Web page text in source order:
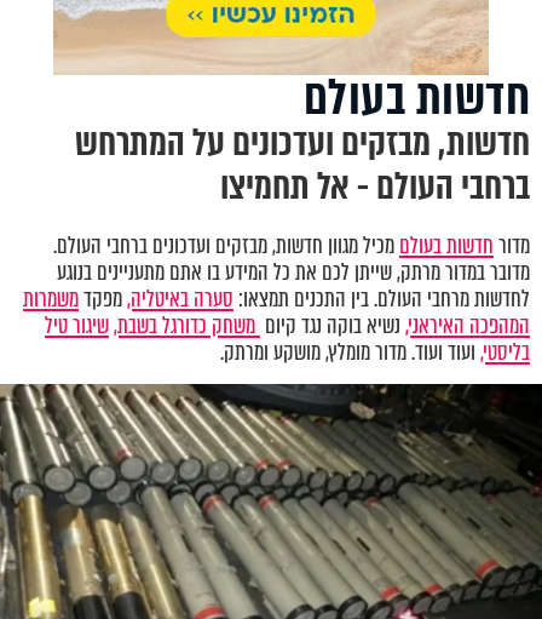
חדשות בעולם
חדשות, מבזקים ועדכונים על המתרחש
ברחבי העולם - אל תחמיצו
מדורחדשות בעולםמכיל מגוון חדשות, מבזקים ועדכונים ברחבי העולם.
מדובר במדור מרתק, שייתן לכם את כל המידע בו אתם מתעניינים בנוגע
לחדשות מרחבי העולם. בין התכנים תמצאו: סערה באיטליה,מפקדמשמרות
המהפכה האיראני,נשיא בוקה נגד קיום משחק כדורגל בשבת,שיגור טיל
בליסטי,ועוד ועוד. מדור מומלץ, מושקע ומרתק.